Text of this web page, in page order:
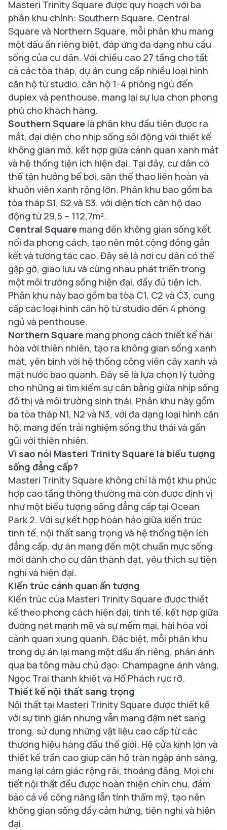
Masteri Trinity Square được quy hoạch với ba
phân khu chính: Southern Square, Central
Square và Northern Square, mỗi phân khu mang
một dấu ấn riêng biệt, đáp ứng đa dạng nhu cầu
sống của cư dân. Với chiều cao 27 tầng cho tất
cả các tòa tháp, dự án cung cấp nhiều loại hình
căn hộ từ studio, căn hộ 1-4 phòng ngủ đến
duplex và penthouse, mang lại sự lựa chọn phong
phú cho khách hàng.
Southern Square là phân khu đầu tiên được ra
mắt, đại diện cho nhịp sống sôi động với thiết kế
không gian mở, kết hợp giữa cảnh quan xanh mát
và hệ thống tiện ích hiện đại. Tại đây, cư dân có
thể tận hưởng bể bơi, sân thể thao liên hoàn và
khuôn viên xanh rộng lớn. Phân khu bao gồm ba
tòa tháp S1, S2 và S3, với diện tích căn hộ dao
động từ 29,5 – 112,7m².
Central Square mang đến không gian sống kết
nối đa phong cách, tạo nên một cộng đồng gắn
kết và tương tác cao. Đây sẽ là nơi cư dân có thể
gặp gỡ, giao lưu và cùng nhau phát triển trong
một môi trường sống hiện đại, đầy đủ tiện ích.
Phân khu này bao gồm ba tòa C1, C2 và C3, cung
cấp các loại hình căn hộ từ studio đến 4 phòng
ngủ và penthouse.
Northern Square mang phong cách thiết kế hài
hòa với thiên nhiên, tạo ra không gian sống xanh
mát, yên bình với hệ thống công viên cây xanh và
mặt nước bao quanh. Đây sẽ là lựa chọn lý tưởng
cho những ai tìm kiếm sự cân bằng giữa nhịp sống
đô thị và môi trường sinh thái. Phân khu này gồm
ba tòa tháp N1, N2 và N3, với đa dạng loại hình căn
hộ, mang đến trải nghiệm sống thư thái và gần
gũi với thiên nhiên.
Vì sao nói Masteri Trinity Square là biểu tượng
sống đẳng cấp?
Masteri Trinity Square không chỉ là một khu phức
hợp cao tầng thông thường mà còn được định vị
như một biểu tượng sống đẳng cấp tại Ocean
Park 2. Với sự kết hợp hoàn hảo giữa kiến trúc
tinh tế, nội thất sang trọng và hệ thống tiện ích
đẳng cấp, dự án mang đến một chuẩn mực sống
mới dành cho cư dân thành đạt, yêu thích sự tiện
nghi và hiện đại.
Kiến trúc cảnh quan ấn tượng
Kiến trúc của Masteri Trinity Square được thiết
kế theo phong cách hiện đại, tinh tế, kết hợp giữa
đường nét mạnh mẽ và sự mềm mại, hài hòa với
cảnh quan xung quanh. Đặc biệt, mỗi phân khu
trong dự án lại mang một dấu ấn riêng, phản ánh
qua ba tông màu chủ đạo: Champagne ánh vàng,
Ngọc Trai thanh khiết và Hổ Phách rực rỡ.
Thiết kế nội thất sang trọng
Nội thất tại Masteri Trinity Square được thiết kế
với sự tinh giản nhưng vẫn mang đậm nét sang
trọng, sử dụng những vật liệu cao cấp từ các
thương hiệu hàng đầu thế giới. Hệ cửa kính lớn và
thiết kế trần cao giúp căn hộ tràn ngập ánh sáng,
mang lại cảm giác rộng rãi, thoáng đãng. Mọi chi
tiết nội thất đều được hoàn thiện chỉn chu, đảm
bảo cả về công năng lẫn tính thẩm mỹ, tạo nên
không gian sống đầy cảm hứng, tiện nghi và hiện
đại.